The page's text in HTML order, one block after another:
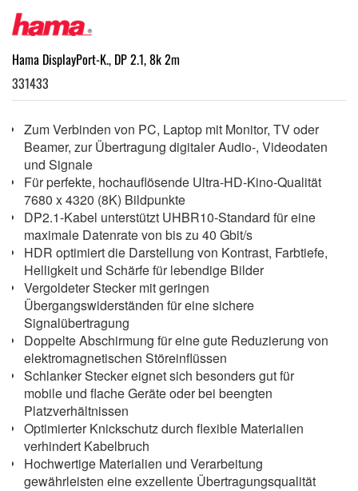
Hama DisplayPort-K., DP 2.1, 8k 2m
331433
Zum Verbinden von PC, Laptop mit Monitor, TV oder
Beamer, zur Übertragung digitaler Audio-, Videodaten
und Signale
Für perfekte, hochauflösende Ultra-HD-Kino-Qualität
7680 x 4320 (8K) Bildpunkte
DP2.1-Kabel unterstützt UHBR10-Standard für eine
maximale Datenrate von bis zu 40 Gbit/s
HDR optimiert die Darstellung von Kontrast, Farbtiefe,
Helligkeit und Schärfe für lebendige Bilder
Vergoldeter Stecker mit geringen
Übergangswiderständen für eine sichere
Signalübertragung
Doppelte Abschirmung für eine gute Reduzierung von
elektromagnetischen Störeinflüssen
Schlanker Stecker eignet sich besonders gut für
mobile und flache Geräte oder bei beengten
Platzverhältnissen
Optimierter Knickschutz durch flexible Materialien
verhindert Kabelbruch
Hochwertige Materialien und Verarbeitung
gewährleisten eine exzellente Übertragungsqualität